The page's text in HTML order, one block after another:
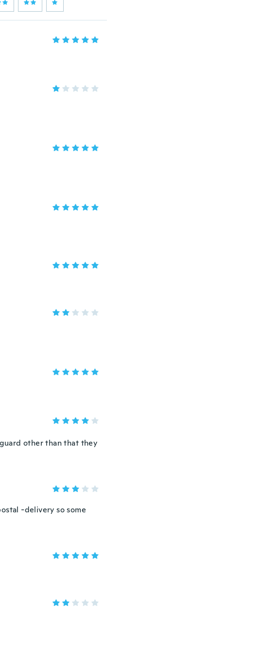
other than that they
-delivery so some